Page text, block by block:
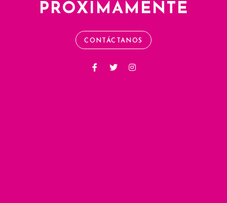
PRÓXIMAMENTE
CONTÁCTANOS